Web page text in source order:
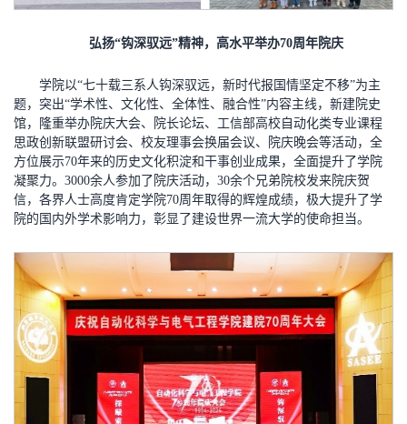
弘扬“钩深驭远”精神，高水平举办70周年院庆
学院以“七十载三系人钩深驭远，新时代报国情坚定不移”为主
题，突出“学术性、文化性、全体性、融合性”内容主线，新建院史
馆，隆重举办院庆大会、院长论坛、工信部高校自动化类专业课程
思政创新联盟研讨会、校友理事会换届会议、院庆晚会等活动，全
方位展示70年来的历史文化积淀和干事创业成果，全面提升了学院
凝聚力。3000余人参加了院庆活动，30余个兄弟院校发来院庆贺
信，各界人士高度肯定学院70周年取得的辉煌成绩，极大提升了学
院的国内外学术影响力，彰显了建设世界一流大学的使命担当。